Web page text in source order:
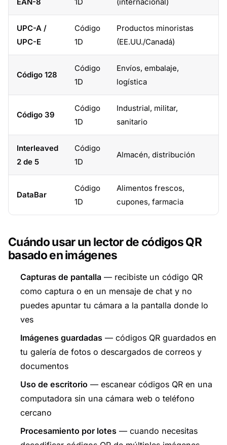
UPC-A /
UPC-E
Código
1D
Productos minoristas
(EE.UU./Canadá)
Código 128
Código
1D
Envíos, embalaje,
logística
Código 39
Código
1D
Industrial, militar,
sanitario
Interleaved
2 de 5
Código
1D
Almacén, distribución
DataBar
Código
1D
Alimentos frescos,
cupones, farmacia
Cuándo usar un lector de códigos QR
basado en imágenes
Capturas de pantalla — recibiste un código QR
como captura o en un mensaje de chat y no
puedes apuntar tu cámara a la pantalla donde lo
ves
Imágenes guardadas — códigos QR guardados en
tu galería de fotos o descargados de correos y
documentos
Uso de escritorio — escanear códigos QR en una
computadora sin una cámara web o teléfono
cercano
Procesamiento por lotes — cuando necesitas